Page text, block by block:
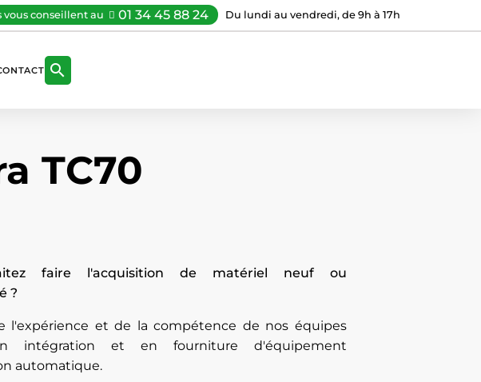
vous conseillent au 01 34 45 88 24 Du lundi au vendredi, de 9h à 17h

TC70
faire l'acquisition de matériel neuf ou
?
l'expérience et de la compétence de nos équipes
intégration et en fourniture d'équipement
automatique.